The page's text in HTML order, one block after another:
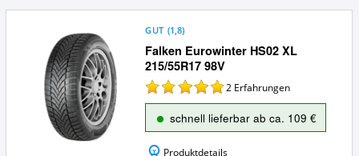
Falken Eurowinter HS02 XL
215/55R17 98V
GUT (1,8)
2 Erfahrungen
schnell lieferbar ab ca. 109 €
Produktdetails